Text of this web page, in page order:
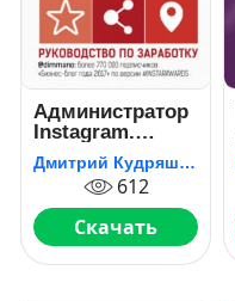
Администратор
Instagram.
Руководство по
заработку
Дмитрий Кудряшов
612
Скачать